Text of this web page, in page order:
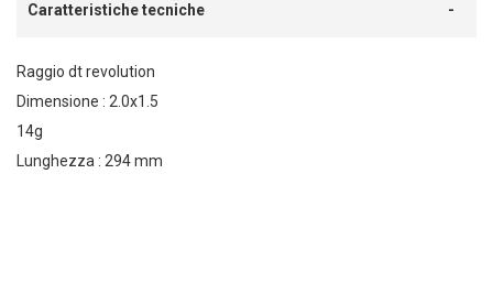
Caratteristiche tecniche
Raggio dt revolution
Dimensione : 2.0x1.5
14g
Lunghezza : 294 mm